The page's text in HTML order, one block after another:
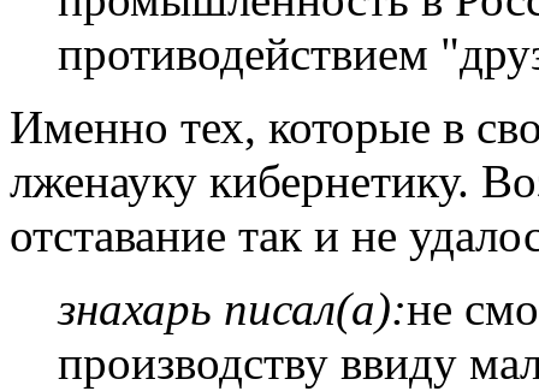
противодействием
Именно тех, которые в
лженауку кибернетику.
отставание так и не
знахарь писал(а):не
производству ввиду